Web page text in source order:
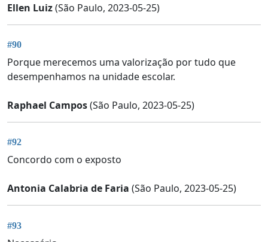
Ellen Luiz(São Paulo, 2023-05-25)
#90
Porque merecemos uma valorização por tudo que
desempenhamos na unidade escolar.
Raphael Campos(São Paulo, 2023-05-25)
#92
Concordo com o exposto
Antonia Calabria de Faria (São Paulo, 2023-05-25)
#93